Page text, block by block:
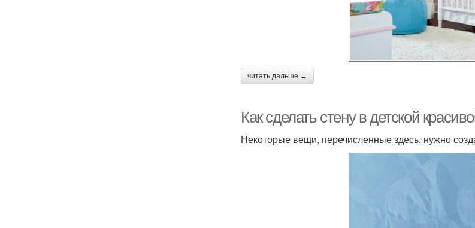
читать дальше →
Как сделать стену в детской
Некоторые вещи, перечисленные здесь, нужно